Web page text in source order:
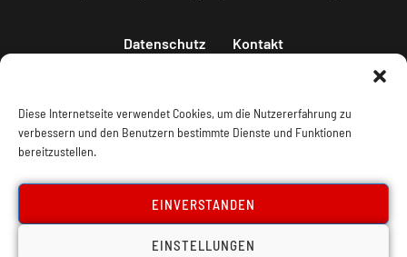
Diese Internetseite verwendet Cookies, um die Nutzererfahrung zu
verbessern und den Benutzern bestimmte Dienste und Funktionen
bereitzustellen.
EINVERSTANDEN
EINSTELLUNGEN
Datenschutz Kontakt